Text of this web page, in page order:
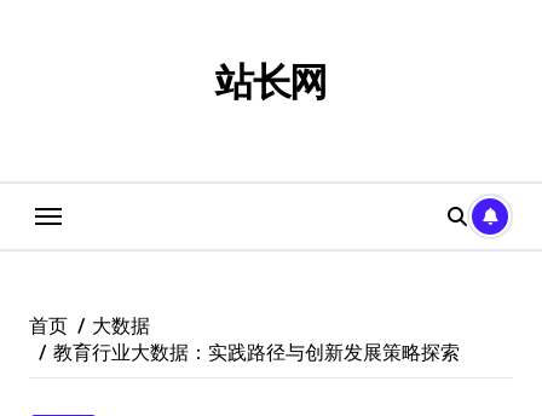
站长网
首页
大数据
教育行业大数据：实践路径与创新发展策略探索